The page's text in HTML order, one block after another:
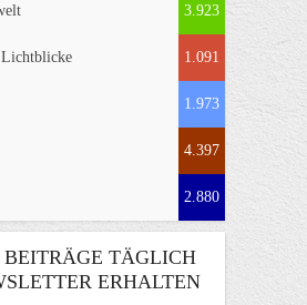
3.923
1.091
1.973
4.397
2.880
BEITRÄGE TÄGLICH
ERHALTEN